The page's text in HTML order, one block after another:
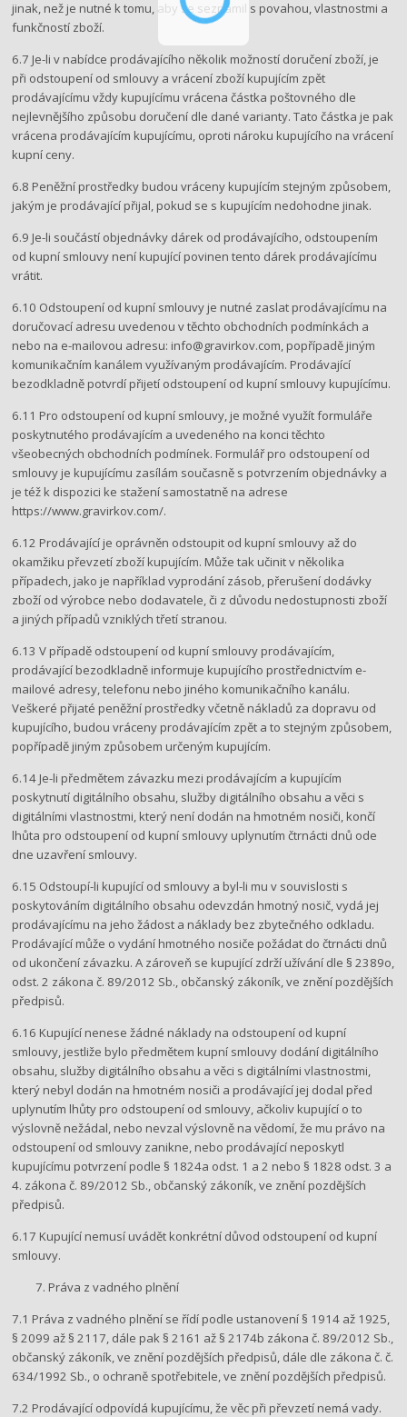
jinak, než je nutné k tomu, aby se seznámil s povahou, vlastnostmi a
funkčností zboží.
6.7 Je-li v nabídce prodávajícího několik možností doručení zboží, je
při odstoupení od smlouvy a vrácení zboží kupujícím zpět
prodávajícímu vždy kupujícímu vrácena částka poštovného dle
nejlevnějšího způsobu doručení dle dané varianty. Tato částka je pak
vrácena prodávajícím kupujícímu, oproti nároku kupujícího na vrácení
kupní ceny.
6.8 Peněžní prostředky budou vráceny kupujícím stejným způsobem,
jakým je prodávající přijal, pokud se s kupujícím nedohodne jinak.
6.9 Je-li součástí objednávky dárek od prodávajícího, odstoupením
od kupní smlouvy není kupující povinen tento dárek prodávajícímu
vrátit.
6.10 Odstoupení od kupní smlouvy je nutné zaslat prodávajícímu na ​
doručovací​ adresu uvedenou v těchto obchodních podmínkách a
nebo na e-mailovou adresu: info@gravirkov.com​, popřípadě jiným
komunikačním kanálem využívaným prodávajícím. ​Prodávající
bezodkladně potvrdí přijetí odstoupení od kupní smlouvy kupujícímu.
6.11 Pro odstoupení od kupní smlouvy, je možné využít formuláře
poskytnutého prodávajícím a uvedeného na konci těchto
všeobecných obchodních podmínek. Formulář pro odstoupení od
smlouvy je kupujícímu zasílám současně s potvrzením objednávky a
je též k dispozici ke stažení samostatně na adrese​
https://www.gravirkov.com/.
6.12 Prodávající je oprávněn odstoupit od kupní smlouvy až do
okamžiku převzetí zboží kupujícím. Může tak učinit v několika
případech, jako je například vyprodání zásob, přerušení dodávky
zboží od výrobce nebo dodavatele, či z důvodu nedostupnosti zboží
a jiných případů vzniklých třetí stranou.
6.13 V případě odstoupení od kupní smlouvy prodávajícím,
prodávající bezodkladně informuje kupujícího prostřednictvím e-
mailové adresy, telefonu nebo jiného komunikačního kanálu.
Veškeré přijaté peněžní prostředky včetně nákladů za dopravu od
kupujícího, budou vráceny prodávajícím zpět a to stejným způsobem,
popřípadě jiným způsobem určeným kupujícím.
6.14 Je-li předmětem závazku mezi prodávajícím a kupujícím
poskytnutí digitálního obsahu, služby digitálního obsahu a věci s
digitálními vlastnostmi, který není dodán na hmotném nosiči, končí
lhůta pro odstoupení od kupní smlouvy uplynutím čtrnácti dnů ode
dne uzavření smlouvy.
6.15 Odstoupí-li kupující od smlouvy a byl-li mu v souvislosti s
poskytováním digitálního obsahu odevzdán hmotný nosič, vydá jej
prodávajícímu na jeho žádost a náklady bez zbytečného odkladu.
Prodávající může o vydání hmotného nosiče požádat do čtrnácti dnů
od ukončení závazku. A zároveň se kupující zdrží užívání dle § 2389o,
odst. 2 zákona č. 89/2012 Sb., občanský zákoník, ve znění pozdějších
předpisů.
6.16 Kupující nenese žádné náklady na odstoupení od kupní
smlouvy, jestliže bylo předmětem kupní smlouvy dodání digitálního
obsahu, služby digitálního obsahu a věci s digitálními vlastnostmi,
který nebyl dodán na hmotném nosiči a prodávající jej dodal před
uplynutím lhůty pro odstoupení od smlouvy, ačkoliv kupující o to
výslovně nežádal, nebo nevzal výslovně na vědomí, že mu právo na
odstoupení od smlouvy zanikne, nebo prodávající neposkytl
kupujícímu potvrzení podle § 1824a odst. 1 a 2 nebo § 1828 odst. 3 a
4. zákona č. 89/2012 Sb., občanský zákoník, ve znění pozdějších
předpisů.
6.17 Kupující nemusí uvádět konkrétní důvod odstoupení od kupní
smlouvy.
Práva z vadného plnění
7.1 Práva z vadného plnění se řídí podle ustanovení § 1914 až 1925,
§ 2099 až § 2117, dále pak § 2161 až § 2174b zákona č. 89/2012 Sb.,
občanský zákoník, ve znění pozdějších předpisů, dále dle zákona č. č.
634/1992 Sb., o ochraně spotřebitele, ve znění pozdějších předpisů.
7.2 Prodávající odpovídá kupujícímu, že věc při převzetí nemá vady.